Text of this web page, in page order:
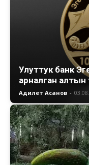
Улуттук банк
арналган
Адилет Асанов -